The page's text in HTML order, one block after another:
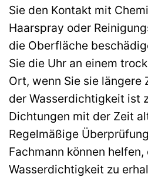
Sie den Kontakt mit
Haarspray oder
die Oberfläche
Sie die Uhr an einem
Ort, wenn Sie sie längere
der Wasserdichtigkeit ist
Dichtungen mit der Zeit
Regelmäßige
Fachmann können helfen,
Wasserdichtigkeit zu